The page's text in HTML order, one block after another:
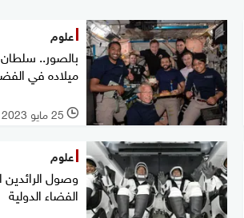
علوم
بالصور.. سلطان
ميلاده في
l 25 مايو 2023
علوم
وصول
الفضاء الدولية